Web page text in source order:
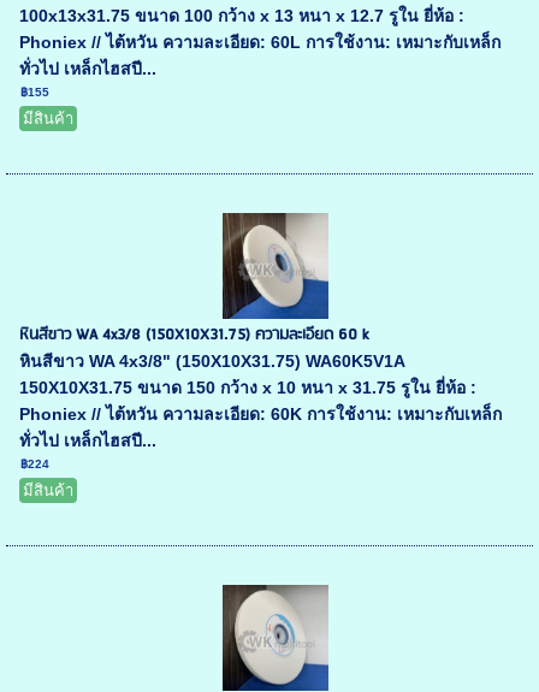
100x13x31.75 ขนาด 100 กว้าง x 13 หนา x 12.7 รูใน ยี่ห้อ :
Phoniex // ไต้หวัน ความละเอียด: 60L การใช้งาน: เหมาะกับเหล็ก
ทั่วไป เหล็กไฮสปี...
฿155
มีสินค้า
หินสีขาว WA 4x3/8 (150X10X31.75) ความละเอียด 60 k
หินสีขาว WA 4x3/8" (150X10X31.75) WA60K5V1A
150X10X31.75 ขนาด 150 กว้าง x 10 หนา x 31.75 รูใน ยี่ห้อ :
Phoniex // ไต้หวัน ความละเอียด: 60K การใช้งาน: เหมาะกับเหล็ก
ทั่วไป เหล็กไฮสปี...
฿224
มีสินค้า